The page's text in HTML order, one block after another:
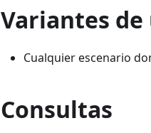
Variantes de
Cualquier escenario
Consultas